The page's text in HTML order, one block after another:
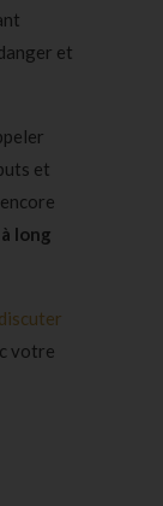
et
et
long
votre